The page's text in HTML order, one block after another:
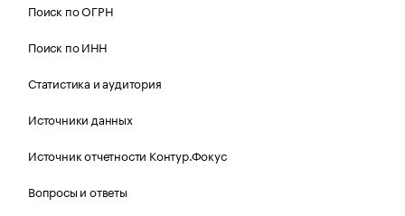
Поиск по ОГРН
Поиск по ИНН
Статистика и аудитория
Источники данных
Источник отчетности Контур.Фокус
Вопросы и ответы